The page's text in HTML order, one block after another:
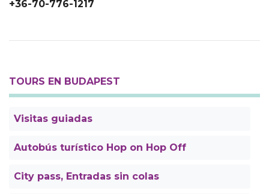
+36-70-776-1217
TOURS EN BUDAPEST
Visitas guiadas
Autobús turístico Hop on Hop Off
City pass, Entradas sin colas